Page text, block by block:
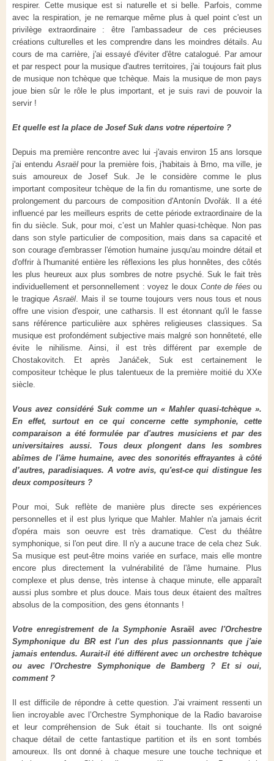
respirer. Cette musique est si naturelle et si belle. Parfois, comme
avec la respiration, je ne remarque même plus à quel point c'est un
privilège extraordinaire : être l'ambassadeur de ces précieuses
créations culturelles et les comprendre dans les moindres détails. Au
cours de ma carrière, j'ai essayé d'éviter d'être catalogué. Par amour
et par respect pour la musique d'autres territoires, j'ai toujours fait plus
de musique non tchèque que tchèque. Mais la musique de mon pays
joue bien sûr le rôle le plus important, et je suis ravi de pouvoir la
servir !
Et quelle est la place de Josef Suk dans votre répertoire ?
Depuis ma première rencontre avec lui -j'avais environ 15 ans lorsque
j'ai entenduAsraëlpour la première fois, j'habitais à Brno, ma ville, je
suis amoureux de Josef Suk. Je le considère comme le plus
important compositeur tchèque de la fin du romantisme, une sorte de
prolongement du parcours de composition d'Antonín Dvořák. Il a été
influencé par les meilleurs esprits de cette période extraordinaire de la
fin du siècle. Suk, pour moi, c’est un Mahler quasi-tchèque. Non pas
dans son style particulier de composition, mais dans sa capacité et
son courage d'embrasser l'émotion humaine jusqu'au moindre détail et
d'offrir à l'humanité entière les réflexions les plus honnêtes, des côtés
les plus heureux aux plus sombres de notre psyché. Suk le fait très
individuellement et personnellement : voyez le doux Conte de fées ou
le tragiqueAsraël. Mais il se tourne toujours vers nous tous et nous
offre une vision d'espoir, une catharsis. Il est étonnant qu'il le fasse
sans référence particulière aux sphères religieuses classiques. Sa
musique est profondément subjective mais malgré son honnêteté, elle
évite le nihilisme. Ainsi, il est très différent par exemple de
Chostakovitch. Et après Janáček, Suk est certainement le
compositeur tchèque le plus talentueux de la première moitié du XXe
siècle.
Vous avez considéré Suk comme un « Mahler quasi-tchèque ».
En effet, surtout en ce qui concerne cette symphonie, cette
comparaison a été formulée par d'autres musiciens et par des
universitaires aussi. Tous deux plongent dans les sombres
abîmes de l'âme humaine, avec des sonorités effrayantes à côté
d’autres, paradisiaques. A votre avis, qu'est-ce qui distingue les
deux compositeurs ?
Pour moi, Suk reflète de manière plus directe ses expériences
personnelles et il est plus lyrique que Mahler. Mahler n'a jamais écrit
d'opéra mais son oeuvre est très dramatique. C'est du théâtre
symphonique, si l'on peut dire. Il n'y a aucune trace de cela chez Suk.
Sa musique est peut-être moins variée en surface, mais elle montre
encore plus directement la vulnérabilité de l'âme humaine. Plus
complexe et plus dense, très intense à chaque minute, elle apparaît
aussi plus sombre et plus douce. Mais tous deux étaient des maîtres
absolus de la composition, des gens étonnants !
Votre enregistrement de la SymphonieAsraël avec l'Orchestre
Symphonique du BR est l'un des plus passionnants que j'aie
jamais entendus. Aurait-il été différent avec un orchestre tchèque
ou avec l'Orchestre Symphonique de Bamberg ? Et si oui,
comment ?
Il est difficile de répondre à cette question. J'ai vraiment ressenti un
lien incroyable avec l’Orchestre Symphonique de la Radio bavaroise
et leur compréhension de Suk était si touchante. Ils ont soigné
chaque détail de cette fantastique partition et ils en sont tombés
amoureux. Ils ont donné à chaque mesure une touche technique et